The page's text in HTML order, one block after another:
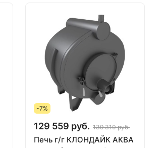
-7%
129 559 руб. 139 310 руб.
Печь г/г КЛОНДАЙК АКВА